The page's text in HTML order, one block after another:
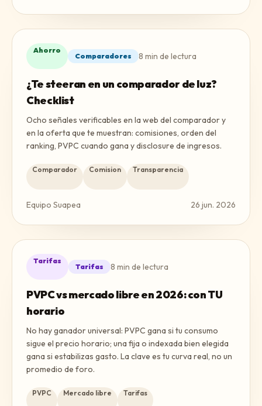
Ahorro
Comparadores 8 min de lectura
¿Te steeran en un comparador de luz?
Checklist
Ocho señales verificables en la web del comparador y
en la oferta que te muestran: comisiones, orden del
ranking, PVPC cuando gana y disclosure de ingresos.
Comparador Comision Transparencia
Equipo Suapea 26 jun. 2026
Tarifas
Tarifas 8 min de lectura
PVPC vs mercado libre en 2026: con TU
horario
No hay ganador universal: PVPC gana si tu consumo
sigue el precio horario; una fija o indexada bien elegida
gana si estabilizas gasto. La clave es tu curva real, no un
promedio de foro.
PVPC Mercado libre Tarifas